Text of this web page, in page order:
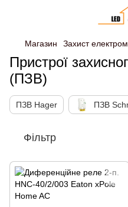
Магазин Захист
Пристрої
(ПЗВ)
ПЗВ Hager ПЗВ
Фільтр